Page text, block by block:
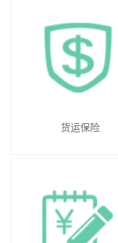
货运保险